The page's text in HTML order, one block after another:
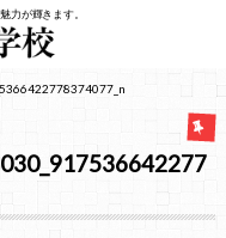
力が輝きます。